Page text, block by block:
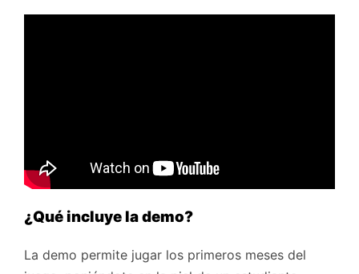
¿Qué incluye la demo?
La demo permite jugar los primeros meses del